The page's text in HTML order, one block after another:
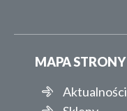
MAPA STRONY
Aktualności